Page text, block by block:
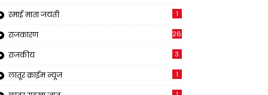
रमाई माता जयंती 1
राजकारण 26
राजकीय 3
लातूर क्राईम न्यूज 1